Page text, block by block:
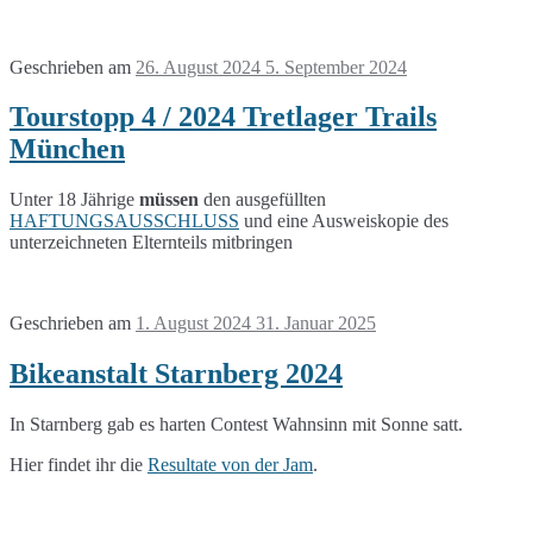
Geschrieben am 26. August 2024 5. September 2024
Tourstopp 4 / 2024 Tretlager Trails
München
Unter 18 Jährige müssen den ausgefüllten
HAFTUNGSAUSSCHLUSS und eine Ausweiskopie des
unterzeichneten Elternteils mitbringen
Geschrieben am 1. August 2024 31. Januar 2025
Bikeanstalt Starnberg 2024
In Starnberg gab es harten Contest Wahnsinn mit Sonne satt.
Hier findet ihr die Resultate von der Jam.